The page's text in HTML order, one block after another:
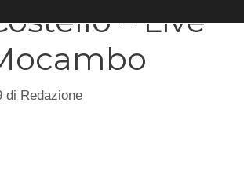
– Live
di Redazione